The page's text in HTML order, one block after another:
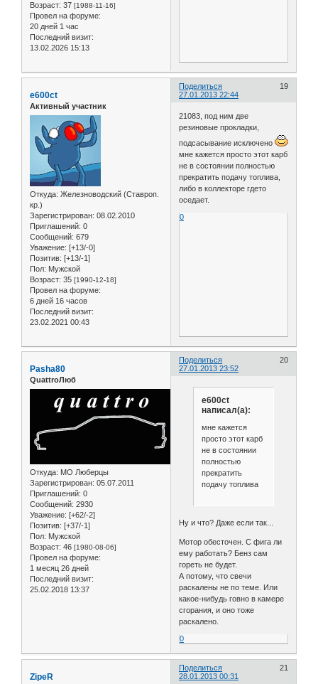
Возраст: 37 [1988-11-16]
Провел на форуме:
20 дней 1 час
Последний визит:
13.02.2026 15:13
Поделиться
19
27.01.2013 22:44
e600ct
Активный участник
Откуда: Железноводский (Ставроп.
кр.)
Зарегистрирован: 08.02.2010
Приглашений: 0
Сообщений: 679
Уважение: [+13/-0]
Позитив: [+13/-1]
Пол: Мужской
Возраст: 35 [1990-12-18]
Провел на форуме:
6 дней 16 часов
Последний визит:
23.02.2021 00:43
21083, под ним две
резиновые прокладки,
подсасывание исключено
мне кажется просто этот карб
не в состоянии полностью
прекратить подачу топлива,
либо в коллекторе гдето
оседает.
0
Поделиться
20
27.01.2013 23:52
Pasha80
QuattroЛюб
Откуда: МО Люберцы
Зарегистрирован: 05.07.2011
Приглашений: 0
Сообщений: 2930
Уважение: [+62/-2]
Позитив: [+37/-1]
Пол: Мужской
Возраст: 46 [1980-08-06]
Провел на форуме:
1 месяц 26 дней
Последний визит:
25.02.2018 13:37
e600ct
написал(а):
мне кажется
просто этот карб
не в состоянии
полностью
прекратить
подачу топлива
Ну и что? Даже если так...
Мотор обесточен. С фига ли
ему работать? Бенз сам
гореть не будет.
А потому, что свечи
раскалены не по теме. Или
какое-нибудь говно в камере
сгорания, и оно тоже
раскалено.
0
Поделиться
21
28.01.2013 00:31
ZipeR